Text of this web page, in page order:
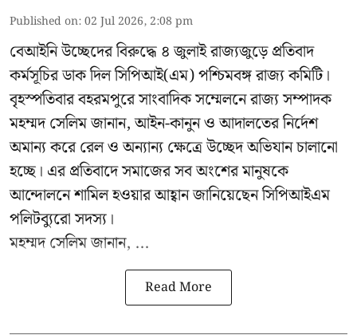
Published on:02 Jul 2026, 2:08 pm
বেআইনি উচ্ছেদের বিরুদ্ধে ৪ জুলাই রাজ্যজুড়ে প্রতিবাদ
কর্মসূচির ডাক দিল সিপিআই(এম) পশ্চিমবঙ্গ রাজ্য কমিটি।
বৃহস্পতিবার বহরমপুরে সাংবাদিক সম্মেলনে রাজ্য সম্পাদক
মহম্মদ সেলিম জানান, আইন-কানুন ও আদালতের নির্দেশ
অমান্য করে রেল ও অন্যান্য ক্ষেত্রে উচ্ছেদ অভিযান চালানো
হচ্ছে। এর প্রতিবাদে সমাজের সব অংশের মানুষকে
আন্দোলনে শামিল হওয়ার আহ্বান জানিয়েছেন সিপিআইএম
পলিটব্যুরো সদস্য।
মহম্মদ সেলিম জানান, ...
Read More